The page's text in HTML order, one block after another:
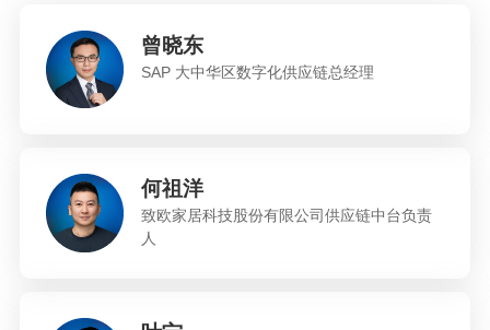
曾晓东
SAP 大中华区数字化供应链总经理​
何祖洋
致欧家居科技股份有限公司供应链中台负责
人